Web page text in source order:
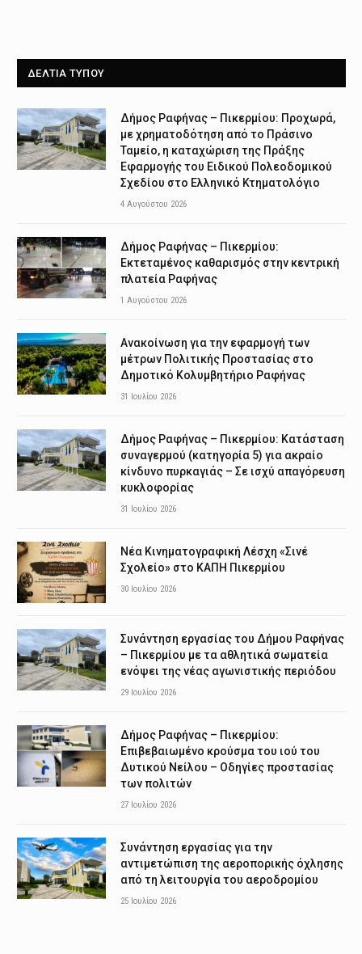
ΔΕΛΤΙΑ ΤΥΠΟΥ
Δήμος Ραφήνας – Πικερμίου: Προχωρά,
με χρηματοδότηση από το Πράσινο
Ταμείο, η καταχώριση της Πράξης
Εφαρμογής του Ειδικού Πολεοδομικού
Σχεδίου στο Ελληνικό Κτηματολόγιο
4 Αυγούστου 2026
Δήμος Ραφήνας – Πικερμίου:
Εκτεταμένος καθαρισμός στην κεντρική
πλατεία Ραφήνας
1 Αυγούστου 2026
Ανακοίνωση για την εφαρμογή των
μέτρων Πολιτικής Προστασίας στο
Δημοτικό Κολυμβητήριο Ραφήνας
31 Ιουλίου 2026
Δήμος Ραφήνας – Πικερμίου: Κατάσταση
συναγερμού (κατηγορία 5) για ακραίο
κίνδυνο πυρκαγιάς – Σε ισχύ απαγόρευση
κυκλοφορίας
31 Ιουλίου 2026
Νέα Κινηματογραφική Λέσχη «Σινέ
Σχολείο» στο ΚΑΠΗ Πικερμίου
30 Ιουλίου 2026
Συνάντηση εργασίας του Δήμου Ραφήνας
– Πικερμίου με τα αθλητικά σωματεία
ενόψει της νέας αγωνιστικής περιόδου
29 Ιουλίου 2026
Δήμος Ραφήνας – Πικερμίου:
Επιβεβαιωμένο κρούσμα του ιού του
Δυτικού Νείλου – Οδηγίες προστασίας
των πολιτών
27 Ιουλίου 2026
Συνάντηση εργασίας για την
αντιμετώπιση της αεροπορικής όχλησης
από τη λειτουργία του αεροδρομίου
25 Ιουλίου 2026